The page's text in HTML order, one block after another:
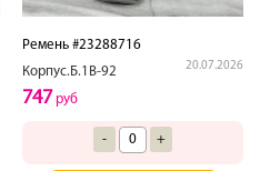
Ремень #23288716
Корпус.Б.1В-92
20.07.2026
747 руб
- +